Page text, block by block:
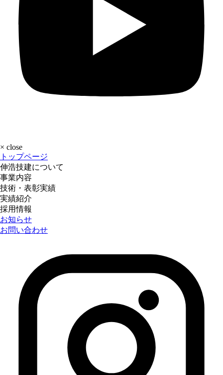
× close
トップページ
伸浩技建について
事業内容
技術・表彰実績
実績紹介
採用情報
お知らせ
お問い合わせ